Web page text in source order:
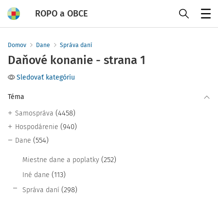
ROPO a OBCE
Domov Dane Správa daní
Daňové konanie - strana 1
Sledovať kategóriu
Téma
Samospráva (4458)
Hospodárenie (940)
Dane (554)
Miestne dane a poplatky (252)
Iné dane (113)
Správa daní (298)